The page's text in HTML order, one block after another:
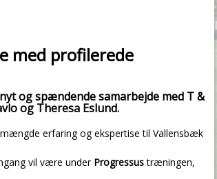
med profilerede
og spændende samarbejde med T &
og Theresa Eslund.
erfaring og ekspertise til Vallensbæk
vil være under Progressustræningen,